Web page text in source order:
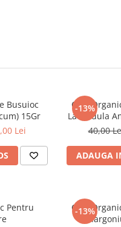
Busuioc
15Gr
Lei
-13%
Ceai
Lavandula
40,00
ADAUGA
Pentru
-13%
Ceai